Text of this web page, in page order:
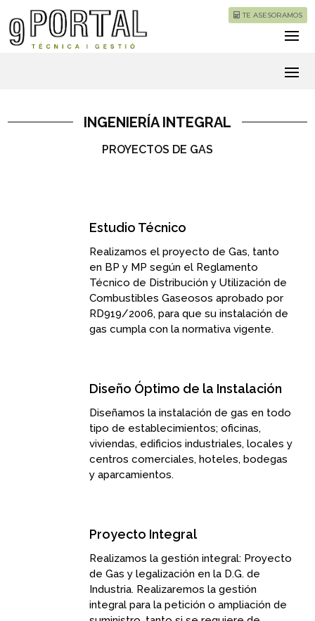
TE ASESORAMOS
INGENIERÍA INTEGRAL
PROYECTOS DE GAS
Estudio Técnico
Realizamos el proyecto de Gas, tanto
en BP y MP según el Reglamento
Técnico de Distribución y Utilización de
Combustibles Gaseosos aprobado por
RD919/2006, para que su instalación de
gas cumplacon la normativa vigente.
Diseño Óptimo de la Instalación
Diseñamos la instalación de gas en todo
tipo de establecimientos; oficinas,
viviendas, edificios industriales, locales y
centros comerciales, hoteles, bodegas
y aparcamientos.
Proyecto Integral
Realizamos la gestión integral: Proyecto
de Gas y legalización en la D.G. de
Industria. Realizaremos la gestión
integralpara la petición o ampliación de